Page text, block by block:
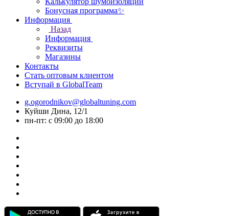
Бонусная программа✨
Информация
Назад
Информация
Реквизиты
Магазины
Контакты
Стать оптовым клиентом
Вступай в GlobalTeam
g.ogorodnikov@globaltuning.com
Куйши Дина, 12/1
пн-пт: с 09:00 до 18:00